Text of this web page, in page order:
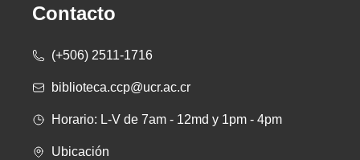
Contacto
(+506) 2511-1716
biblioteca.ccp@ucr.ac.cr
Horario: L-V de 7am - 12md y 1pm - 4pm
Ubicación